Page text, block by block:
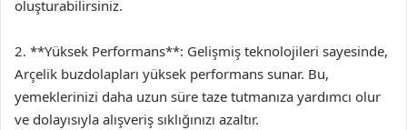
oluşturabilirsiniz.
2. **Yüksek Performans**: Gelişmiş teknolojileri sayesinde,
Arçelik buzdolapları yüksek performans sunar. Bu,
yemeklerinizi daha uzun süre taze tutmanıza yardımcı olur
ve dolayısıyla alışveriş sıklığınızı azaltır.